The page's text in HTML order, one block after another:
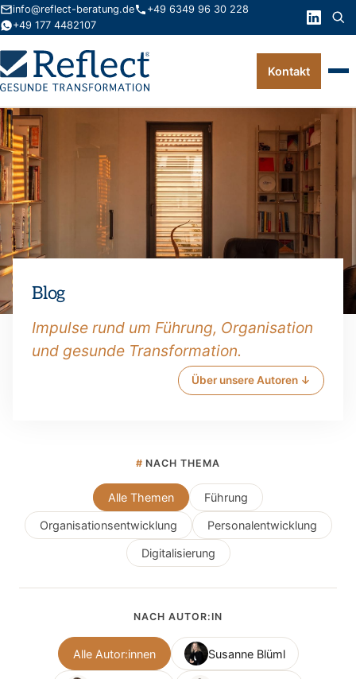
info@reflect-beratung.de
+49 6349 96 30 228
+49 177 4482107
Leistungen
Produkte
Wissen
Über uns
Kontakt
Blog
Impulse rund um Führung, Organisation
und gesunde Transformation.
Über unsere Autoren ↓
# NACH THEMA
Alle Themen Führung
Organisationsentwicklung Personalentwicklung
Digitalisierung
NACH AUTOR:IN
Alle Autor:innen Susanne Blüml